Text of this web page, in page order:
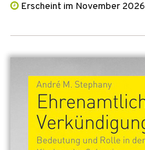
Erscheint im November 2026